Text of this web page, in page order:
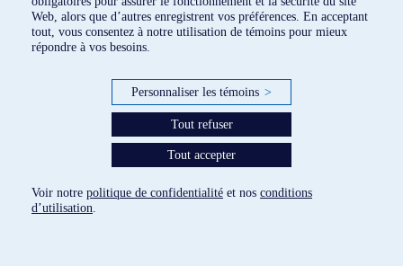
1 dispositif répertorié
Web, alors que d’autres enregistrent vos préférences. En acceptant
tout, vous consentez à notre utilisation de témoins pour mieux
répondre à vos besoins.
Personnaliser les témoins >
Tout refuser
Tout accepter
Voir notre politique de confidentialité et nos conditions
d’utilisation.